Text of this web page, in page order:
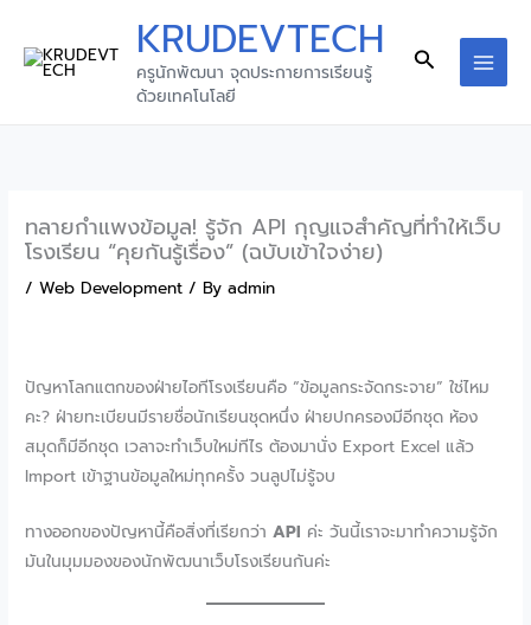
content
KRUDEVTECH
ครูนักพัฒนา จุดประกายการเรียนรู้
ด้วยเทคโนโลยี
Search
ทลายกำแพงข้อมูล! รู้จัก API กุญแจสำคัญที่ทำให้เว็บ
โรงเรียน “คุยกันรู้เรื่อง” (ฉบับเข้าใจง่าย)
/Web Development / Byadmin
ปัญหาโลกแตกของฝ่ายไอทีโรงเรียนคือ “ข้อมูลกระจัดกระจาย” ใช่ไหม
คะ? ฝ่ายทะเบียนมีรายชื่อนักเรียนชุดหนึ่ง ฝ่ายปกครองมีอีกชุด ห้อง
สมุดก็มีอีกชุด เวลาจะทำเว็บใหม่ทีไร ต้องมานั่ง Export Excel แล้ว
Import เข้าฐานข้อมูลใหม่ทุกครั้ง วนลูปไม่รู้จบ
ทางออกของปัญหานี้คือสิ่งที่เรียกว่าAPI ค่ะ วันนี้เราจะมาทำความรู้จัก
มันในมุมมองของนักพัฒนาเว็บโรงเรียนกันค่ะ